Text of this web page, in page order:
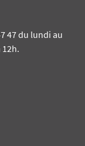
47 du lundi au
12h.